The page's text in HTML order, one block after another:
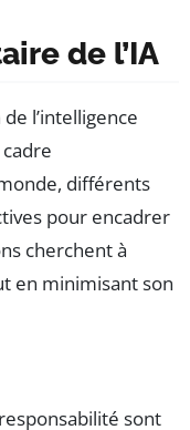
de l’IA
l’intelligence
différents
pour encadrer
cherchent à
en minimisant son
sont